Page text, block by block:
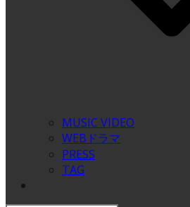
MUSIC VIDEO
WEBドラマ
PRESS
TAG